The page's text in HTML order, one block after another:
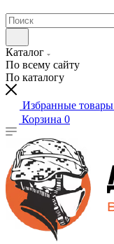
Каталог
По всему сайту
По каталогу
Избранные товары
Корзина 0